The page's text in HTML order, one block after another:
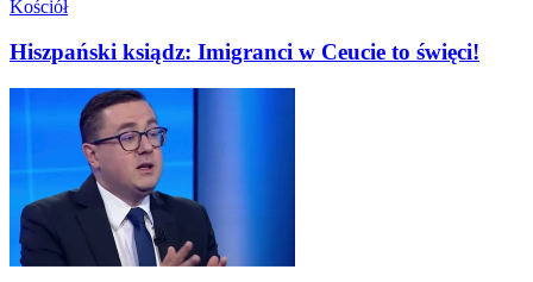
Kościół
Hiszpański ksiądz: Imigranci w Ceucie to święci!